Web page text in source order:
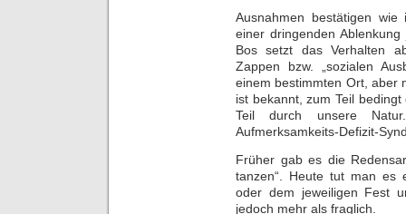
Ausnahmen bestätigen
einer dringenden
Bos setzt das Verhalten
Zappen bzw. „sozialen
einem bestimmten Ort, aber
ist bekannt, zum Teil
Teil durch unsere
Aufmerksamkeits-Defizit-
Früher gab es die
tanzen“. Heute tut man es
oder dem jeweiligen Fest
jedoch mehr als fraglich.